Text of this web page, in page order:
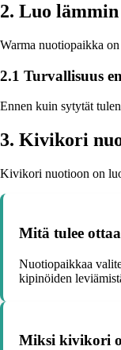
2. Luo
Warma nuotiopaikka
2.1 Turvallisuus
Ennen kuin sytytät
3. Kivikori
Kivikori nuotioon on
Mitä tulee
Nuotiopaikkaa
kipinöiden
Miksi kivikori